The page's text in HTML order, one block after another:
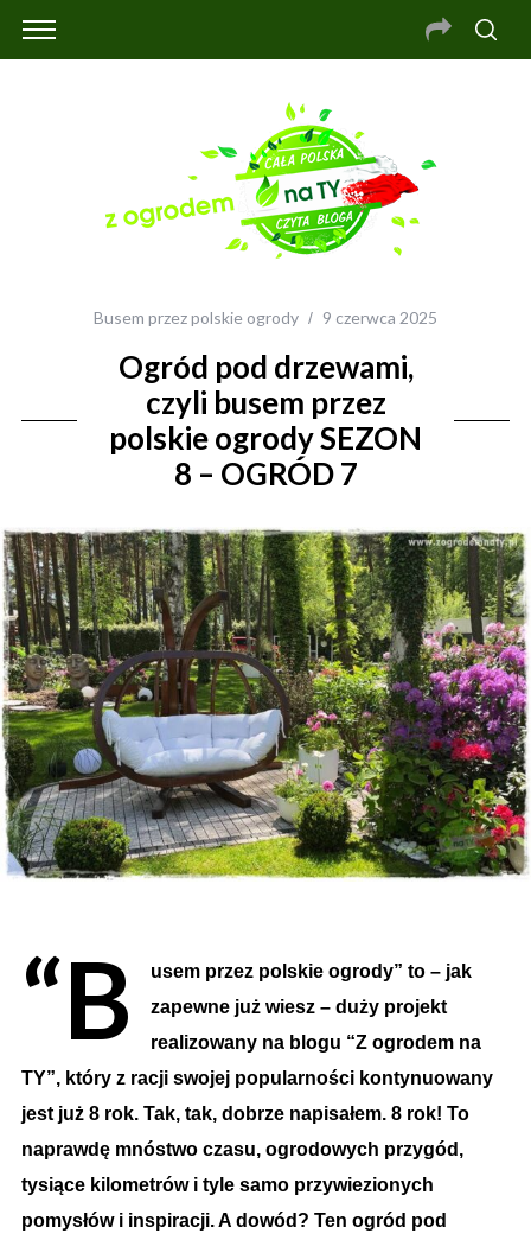
Busem przez polskie ogrody 9 czerwca 2025
Ogród pod drzewami,
czyli busem przez
polskie ogrody SEZON
8 – OGRÓD 7
“B usem przez polskie ogrody” to – jak
zapewne już wiesz–duży projekt
realizowany na blogu “Z ogrodem na
TY”, który z racji swojej popularności kontynuowany
jest już 8 rok. Tak, tak, dobrze napisałem. 8 rok! To
naprawdę mnóstwo czasu, ogrodowych przygód,
tysiące kilometrów i tyle samo przywiezionych
pomysłów i inspiracji. A dowód? Ten ogród pod